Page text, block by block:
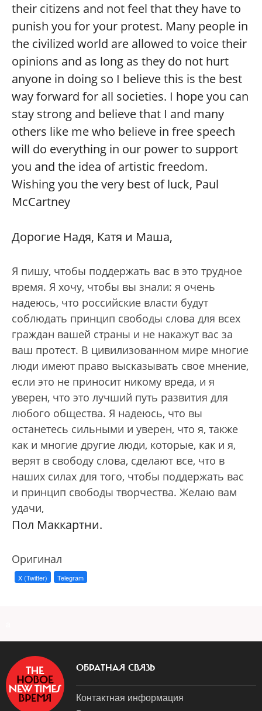
their citizens and not feel that they have to
punish you for your protest. Many people in
the civilized world are allowed to voice their
opinions and as long as they do not hurt
anyone in doing so I believe this is the best
way forward for all societies. I hope you can
stay strong and believe that I and many
others like me who believe in free speech
will do everything in our power to support
you and the idea of artistic freedom.
Wishing you the very best of luck, Paul
McCartney
Дорогие Надя, Катя и Маша,
Я пишу, чтобы поддержать вас в это трудное
время. Я хочу, чтобы вы знали: я очень
надеюсь, что российские власти будут
соблюдать принцип свободы слова для всех
граждан вашей страны и не накажут вас за
ваш протест. В цивилизованном мире многие
люди имеют право высказывать свое мнение,
если это не приносит никому вреда, и я
уверен, что это лучший путь развития для
любого общества. Я надеюсь, что вы
останетесь сильными и уверен, что я, также
как и многие другие люди, которые, как и я,
верят в свободу слова, сделают все, что в
наших силах для того, чтобы поддержать вас
и принцип свободы творчества. Желаю вам
удачи,
Пол Маккартни.
Оригинал
X (Twitter) Telegram
ОБРАТНАЯ СВЯЗЬ
Контактная информация